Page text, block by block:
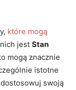
które mogą
jest Stan
⁢mogą ⁢znacznie
istotne
swoją